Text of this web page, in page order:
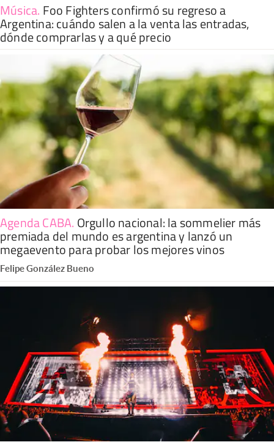
Música. Foo Fighters confirmó su regreso a
Argentina: cuándo salen a la venta las entradas,
dónde comprarlas y a qué precio
Agenda CABA. Orgullo nacional: la sommelier más
premiada del mundo es argentina y lanzó un
megaevento para probar los mejores vinos
Felipe González Bueno